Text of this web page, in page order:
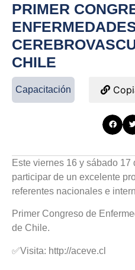
PRIMER
CHILE
Capacitación
Este viernes 16 y sábado 17
participar de un excelente
referentes nacionales e
Primer Congreso de
de Chile.
✅Visita: http://aceve.cl